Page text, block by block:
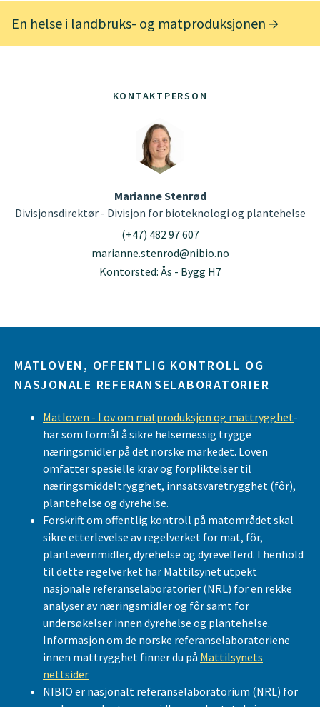
KONTAKTPERSON
Marianne Stenrød
Divisjonsdirektør - Divisjon for bioteknologi og plantehelse
(+47) 482 97 607
marianne.stenrod@nibio.no
Kontorsted: Ås - Bygg H7
MATLOVEN, OFFENTLIG KONTROLL OG
NASJONALE REFERANSELABORATORIER
Matloven - Lov om matproduksjon og mattrygghet-
har som formål å sikre helsemessig trygge
næringsmidler på det norske markedet. Loven
omfatter spesielle krav og forpliktelser til
næringsmiddeltrygghet, innsatsvaretrygghet (fôr),
plantehelse og dyrehelse.
Forskrift om offentlig kontroll på matområdet skal
sikre etterlevelse av regelverket for mat, fôr,
plantevernmidler, dyrehelse og dyrevelferd. I henhold
til dette regelverket har Mattilsynet utpekt
nasjonale referanselaboratorier (NRL) for en rekke
analyser av næringsmidler og fôr samt for
undersøkelser innen dyrehelse og plantehelse.
Informasjon om de norske referanselaboratoriene
innen mattrygghet finner du på Mattilsynets
nettsider
NIBIO er nasjonalt referanselaboratorium (NRL) for
En helse i landbruks- og matproduksjonen